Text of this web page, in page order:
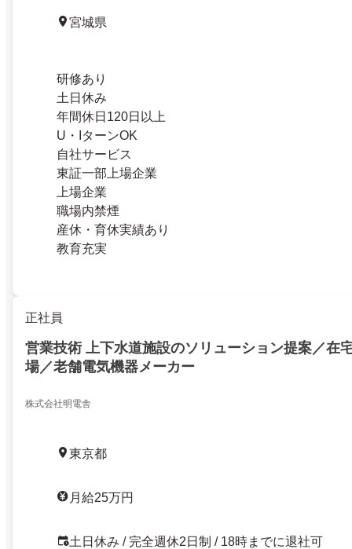
宮城県
研修あり
土日休み
年間休日120日以上
U・IターンOK
自社サービス
東証一部上場企業
上場企業
職場内禁煙
産休・育休実績あり
教育充実
正社員
営業技術 上下水道施設のソリューション提案／在
場／老舗電気機器メーカー
株式会社明電舎
東京都
月給25万円
土日休み / 完全週休2日制 / 18時までに退社可